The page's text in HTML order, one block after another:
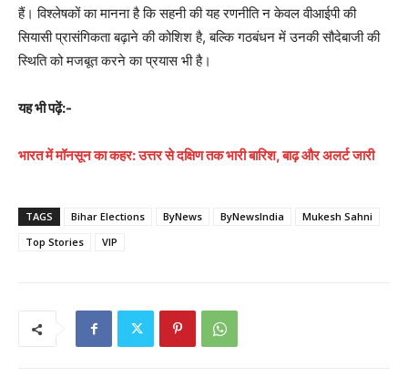
हैं। विश्लेषकों का मानना है कि सहनी की यह रणनीति न केवल वीआईपी की
सियासी प्रासंगिकता बढ़ाने की कोशिश है, बल्कि गठबंधन में उनकी सौदेबाजी की
स्थिति को मजबूत करने का प्रयास भी है।
यह भी पढ़ें:-
भारत में मॉनसून का कहर: उत्तर से दक्षिण तक भारी बारिश, बाढ़ और अलर्ट जारी
TAGS Bihar Elections ByNews ByNewsIndia
Mukesh Sahni
Top Stories
VIP